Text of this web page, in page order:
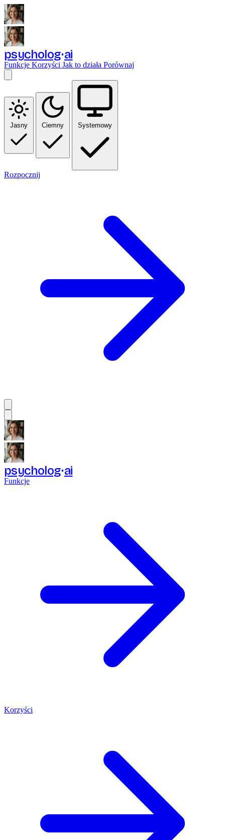
psycholog ai
Funkcje Korzyści Jak to działa Porównaj
Jasny Ciemny Systemowy
Rozpocznij
psycholog ai
Funkcje
Korzyści